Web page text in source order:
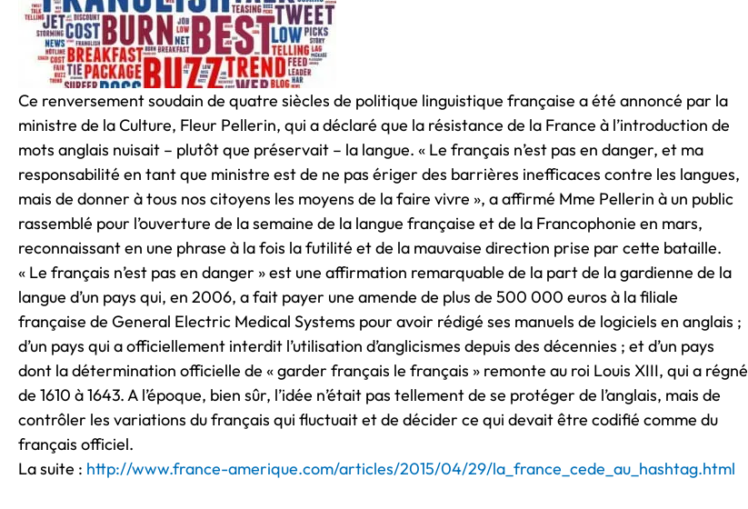
Ce renversement soudain de quatre siècles de politique linguistique française a été annoncé par la
ministre de la Culture, Fleur Pellerin, qui a déclaré que la résistance de la France à l’introduction de
mots anglais nuisait – plutôt que préservait – la langue. « Le français n’est pas en danger, et ma
responsabilité en tant que ministre est de ne pas ériger des barrières inefficaces contre les langues,
mais de donner à tous nos citoyens les moyens de la faire vivre », a affirmé Mme Pellerin à un public
rassemblé pour l’ouverture de la semaine de la langue française et de la Francophonie en mars,
reconnaissant en une phrase à la fois la futilité et de la mauvaise direction prise par cette bataille.
« Le français n’est pas en danger » est une affirmation remarquable de la part de la gardienne de la
langue d’un pays qui, en 2006, a fait payer une amende de plus de 500 000 euros à la filiale
française de General Electric Medical Systems pour avoir rédigé ses manuels de logiciels en anglais ;
d’un pays qui a officiellement interdit l’utilisation d’anglicismes depuis des décennies ; et d’un pays
dont la détermination officielle de « garder français le français » remonte au roi Louis XIII, qui a régné
de 1610 à 1643. A l’époque, bien sûr, l’idée n’était pas tellement de se protéger de l’anglais, mais de
contrôler les variations du français qui fluctuait et de décider ce qui devait être codifié comme du
français officiel.
La suite : http://www.france-amerique.com/articles/2015/04/29/la_france_cede_au_hashtag.html